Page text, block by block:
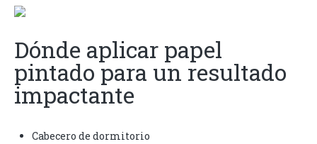
Dónde aplicar papel
pintado para un resultado
impactante
Cabecero de dormitorio